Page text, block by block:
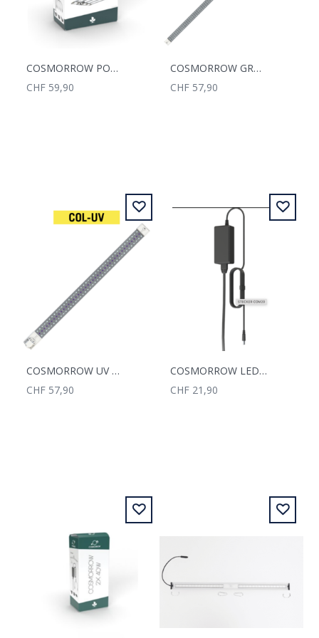
COSMORROW POWER 4/5X20W
CHF 59,90
COSMORROW GROW LED 40W 2.7
CHF 57,90
COSMORROW UV LED 40W 1.6
CHF 57,90
COSMORROW LED PACK LIGHT FIXTURE 1X40W
CHF 21,90